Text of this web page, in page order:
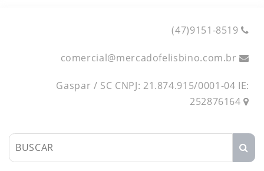
(47)9151-8519
comercial@mercadofelisbino.com.br
Gaspar / SC CNPJ: 21.874.915/0001-04 IE:
252876164